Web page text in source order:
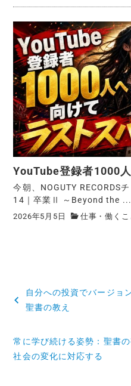
YouTube登録者1000
今朝、NOGUTY RECORDS
14｜卒業Ⅱ ～Beyond the ...
2026年5月5日 仕事・働くこ
自分への投資でバージョ
聖書の教え
常に学び続ける姿勢：聖書
社会の変化に対応する